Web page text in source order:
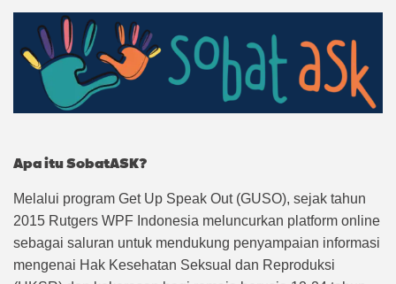
Apa itu SobatASK?
Melalui program Get Up Speak Out (GUSO), sejak tahun
2015 Rutgers WPF Indonesia meluncurkan platform online
sebagai saluran untuk mendukung penyampaian informasi
mengenai Hak Kesehatan Seksual dan Reproduksi